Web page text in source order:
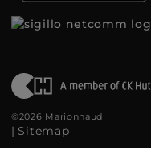
©2026 Marionnaud
| Sitemap